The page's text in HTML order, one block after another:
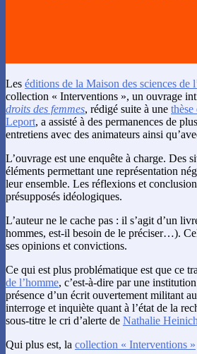
Les éditions de la Maison des sciences de
collection « Interventions », un ouvrage
droits des femmes, rédigé suite à une
Leport, a assisté à des permanences de
entretiens avec des animateurs ainsi
L’ouvrage est une enquête à charge. Des
éléments permettant une représentation
leur ensemble. Les réflexions et
présupposés idéologiques.
L’auteur ne le cache pas : il s’agit d’un
hommes, est-il besoin de le préciser…).
ses opinions et convictions.
Ce qui est plus problématique est que ce
de l’homme, c’est-à-dire par une
présence d’un écrit ouvertement militant
interroge et inquiète quant à l’état de la
sous-titre le cri d’alerte de Nathalie Heinich
Qui plus est, la collection « Interventions »